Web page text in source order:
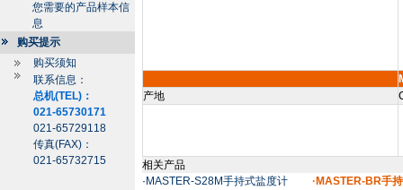
您需要的产品样本信
息
购买提示
购买须知
联系信息：
总机(TEL)：
021-65730171
021-65729118
传真(FAX)：
021-65732715
产地
相关产品
· MASTER-S28M手持式盐度计
·MASTER-BR手